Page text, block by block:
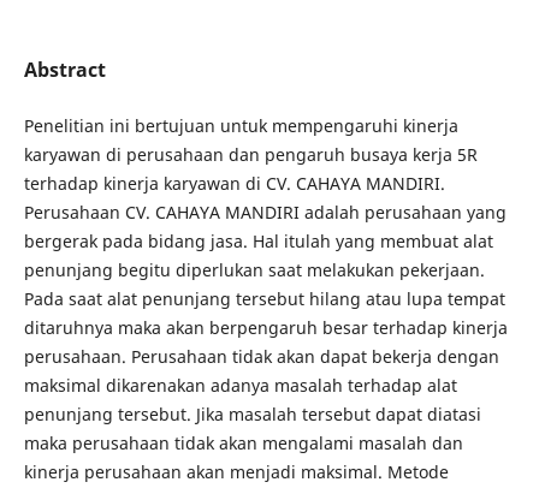
Abstract
Penelitian ini bertujuan untuk mempengaruhi kinerja
karyawan di perusahaan dan pengaruh busaya kerja 5R
terhadap kinerja karyawan di CV. CAHAYA MANDIRI.
Perusahaan CV. CAHAYA MANDIRI adalah perusahaan yang
bergerak pada bidang jasa. Hal itulah yang membuat alat
penunjang begitu diperlukan saat melakukan pekerjaan.
Pada saat alat penunjang tersebut hilang atau lupa tempat
ditaruhnya maka akan berpengaruh besar terhadap kinerja
perusahaan. Perusahaan tidak akan dapat bekerja dengan
maksimal dikarenakan adanya masalah terhadap alat
penunjang tersebut. Jika masalah tersebut dapat diatasi
maka perusahaan tidak akan mengalami masalah dan
kinerja perusahaan akan menjadi maksimal. Metode